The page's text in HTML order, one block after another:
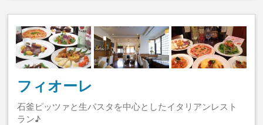
フィオーレ
石釜ピッツァと生パスタを中心としたイタリアンレスト
ラン♪